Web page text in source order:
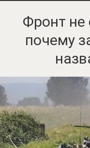
Фронт не
почему